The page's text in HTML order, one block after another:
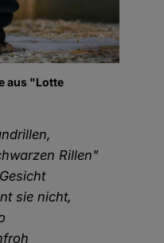
aus "Lotte
Rillen"
sie nicht,